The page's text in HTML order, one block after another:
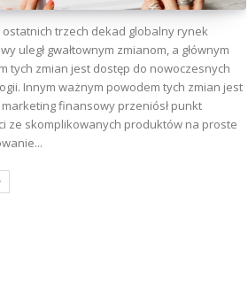
ostatnich trzech dekad globalny rynek
uległ gwałtownym zmianom, a głównym
tych zmian jest dostęp do nowoczesnych
Innym ważnym powodem tych zmian jest
finansowy przeniósł punkt
ze skomplikowanych produktów na proste